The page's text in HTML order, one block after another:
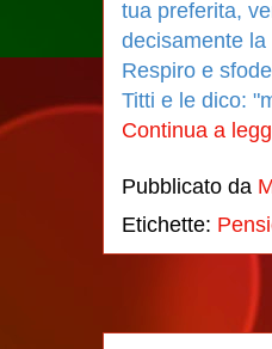
tua preferita,
decisamente
Respiro e
Titti e le dico:
Continua a
Pubblicato da
Etichette: